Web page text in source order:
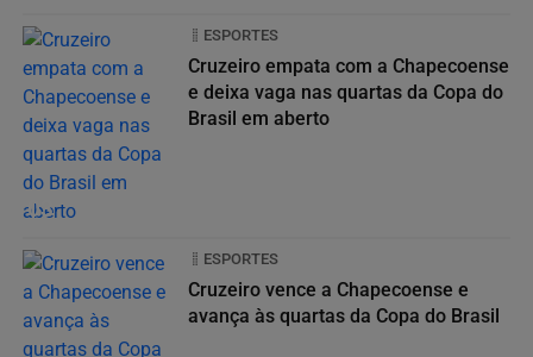
03
ESPORTES
Cruzeiro empata com a Chapecoense
e deixa vaga nas quartas da Copa do
Brasil em aberto
ESPORTES
Cruzeiro vence a Chapecoense e
avança às quartas da Copa do Brasil